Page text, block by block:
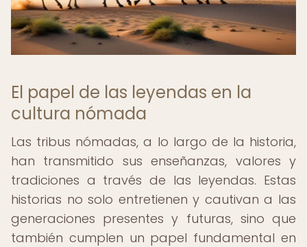
El papel de las leyendas en la
cultura nómada
Las tribus nómadas, a lo largo de la historia,
han transmitido sus enseñanzas, valores y
tradiciones a través de las leyendas. Estas
historias no solo entretienen y cautivan a las
generaciones presentes y futuras, sino que
también cumplen un papel fundamental en